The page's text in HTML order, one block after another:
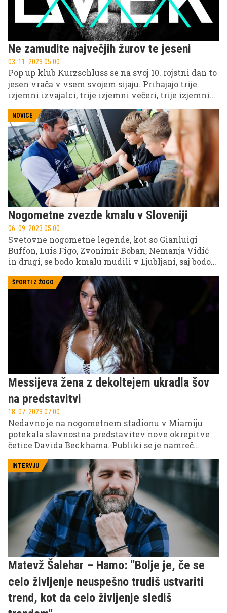
Ne zamudite največjih žurov te jeseni
03. 11. 2023 05.00
Pop up klub Kurzschluss se na svoj 10. rojstni dan to
jesen vrača v vsem svojem sijaju. Prihajajo trije
izjemni izvajalci, trije izjemni večeri, trije izjemni
žuri, ki jih ne smete zamuditi. Magnifico, UMEK in
Adam Beyer so znani po svojih edinstvenih
glasbenih talentih in nepozabnih koncertih.
NOVICE
Nogometne zvezde kmalu v Sloveniji
06. 09. 2023 05.00
Svetovne nogometne legende, kot so Gianluigi
Buffon, Luis Figo, Zvonimir Boban, Nemanja Vidić
in drugi, se bodo kmalu mudili v Ljubljani, saj bodo
nastopili na dobrodelni tekmi, katere izkupiček bo
namenjen tistim, ki so utrpeli največ škode ob
nedavnih poplavah. Tekma se bo v živo prenašala
ŠPORTI Z ŽOGO
Messijeva žena z dekoltejem ukradla šov
na predstavitvi
18. 07. 2023 07.00
Nedavno je na nogometnem stadionu v Miamiju
potekala slavnostna predstavitev nove okrepitve
četice Davida Beckhama. Publiki se je namreč
INTERVJU
Matevž Šalehar – Hamo: ''Bolje je, če se
celo življenje neuspešno trudiš ustvariti
trend, kot da celo življenje slediš